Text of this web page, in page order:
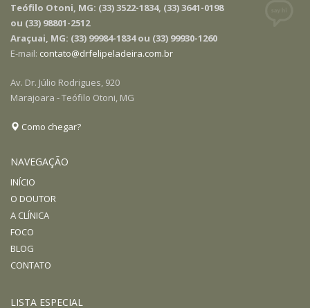
Teófilo Otoni, MG: (33) 3522-1834, (33) 3641-0198
ou (33) 98801-2512
Araçuai, MG: (33) 99984-1834 ou (33) 99930-1260
E-mail: contato@drfelipeladeira.com.br
Av. Dr. Júlio Rodrigues, 920
Marajoara - Teófilo Otoni, MG
Como chegar?
NAVEGAÇÃO
INÍCIO
O DOUTOR
A CLÍNICA
FOCO
BLOG
CONTATO
LISTA ESPECIAL